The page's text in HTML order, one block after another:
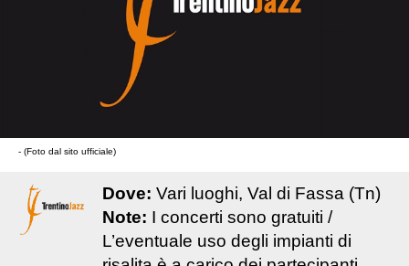
- (Foto dal sito ufficiale)
Dove: Vari luoghi, Val di Fassa (Tn)
Note: I concerti sono gratuiti /
L’eventuale uso degli impianti di